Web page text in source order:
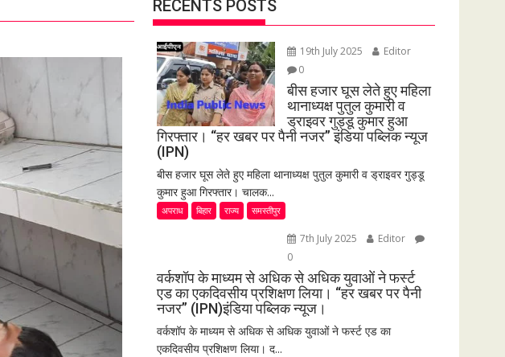
RECENTS POSTS
19th July 2025
Editor
0
बीस हजार घूस लेते हुए महिला
थानाध्यक्ष पुतुल कुमारी व
ड्राइवर गुड्डू कुमार हुआ
गिरफ्तार। “हर खबर पर पैनी नजर” इंडिया पब्लिक न्यूज
(IPN)
बीस हजार घूस लेते हुए महिला थानाध्यक्ष पुतुल कुमारी व ड्राइवर गुड्डू
कुमार हुआ गिरफ्तार। चालक...
अपराध बिहार राज्य समस्तीपुर
7th July 2025
Editor
0
वर्कशॉप के माध्यम से अधिक से अधिक युवाओं ने फर्स्ट
एड का एकदिवसीय प्रशिक्षण लिया। “हर खबर पर पैनी
नजर” (IPN)इंडिया पब्लिक न्यूज।
वर्कशॉप के माध्यम से अधिक से अधिक युवाओं ने फर्स्ट एड का
एकदिवसीय प्रशिक्षण लिया। द...